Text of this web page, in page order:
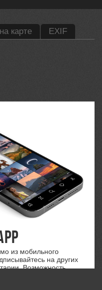
карте EXIF
из мобильного
на других
Возможность